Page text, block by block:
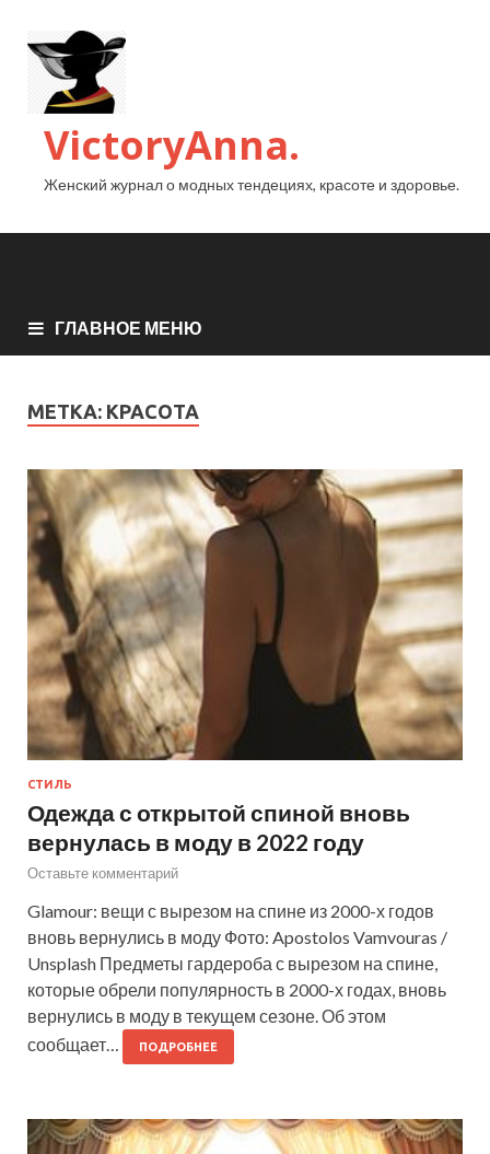
VictoryAnna.
Женский журнал о модных тендециях, красоте и здоровье.
ГЛАВНОЕ МЕНЮ
МЕТКА: КРАСОТА
СТИЛЬ
Одежда с открытой спиной вновь
вернулась в моду в 2022 году
Оставьте комментарий
Glamour: вещи с вырезом на спине из 2000-х годов
вновь вернулись в моду Фото: Apostolos Vamvouras /
Unsplash Предметы гардероба с вырезом на спине,
которые обрели популярность в 2000-х годах, вновь
вернулись в моду в текущем сезоне. Об этом
сообщает…
ПОДРОБНЕЕ